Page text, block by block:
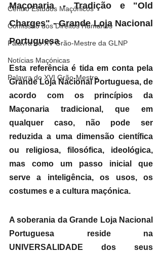
Centro Estudos Maçónicos
Comissão dos Direitos Humanos
Palavra do XV Grão-Mestre da GLNP
Notícias Maçónicas
Palavra do XVI Grão-Mestre
Maçonaria - Tradição e "Old
Charges" - Grande Loja Nacional
Portuguesa
Esta referência é tida em conta pela
Grande Loja Nacional Portuguesa, de
acordo com os princípios da
Maçonaria tradicional, que em
qualquer caso, não pode ser
reduzida a uma dimensão científica
ou religiosa, filosófica, ideológica,
mas como um passo inicial que
serve a inteligência, os usos, os
costumes e a cultura maçónica.
A soberania da Grande Loja Nacional
Portuguesa reside na
UNIVERSALIDADE dos seus